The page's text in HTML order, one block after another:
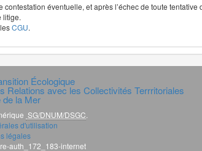
éventuelle, et après l’échec de toute tentative
litige.
CGU.
Écologique
Relations avec les Collectivités Terrritoriales
de la Mer
SG/DNUM/DSGC
d'utilisation
légales
auth_172_183-internet